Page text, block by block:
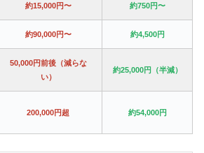
約15,000円〜 約750円〜
約90,000円〜 約4,500円
50,000円前後（減らな
い）
約25,000円（半減）
200,000円超 約54,000円